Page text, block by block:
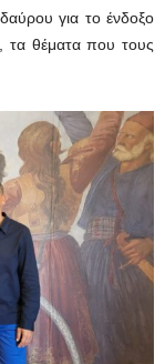
για το ένδοξο
τα θέματα που τους